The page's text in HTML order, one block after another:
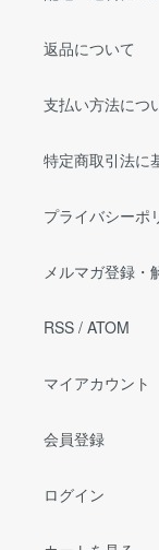
返品について
支払い方法につ
特定商取引法に
プライバシーポ
メルマガ登録・
RSS / ATOM
マイアカウント
会員登録
ログイン